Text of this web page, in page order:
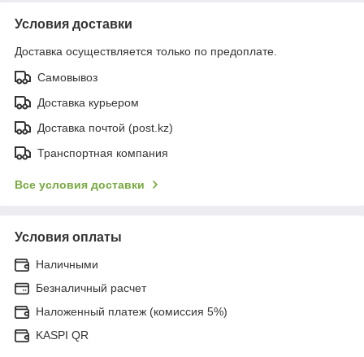
Условия доставки
Доставка осуществляется только по предоплате.
Самовывоз
Доставка курьером
Доставка почтой (post.kz)
Транспортная компания
Все условия доставки
Условия оплаты
Наличными
Безналичный расчет
Наложенный платеж (комиссия 5%)
KASPI QR